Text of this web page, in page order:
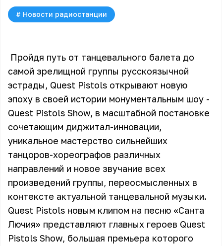
# Новости радиостанции
Пройдя путь от танцевального балета до
самой зрелищной группы русскоязычной
эстрады, Quest Pistols открывают новую
эпоху в своей истории монументальным шоу -
Quest Pistols Show, в масштабной постановке
сочетающим диджитал-инновации,
уникальное мастерство сильнейших
танцоров-хореографов различных
направлений и новое звучание всех
произведений группы, переосмысленных в
контексте актуальной танцевальной музыки.
Quest Pistols новым клипом на песню «Санта
Лючия» представляют главных героев Quest
Pistols Show, большая премьера которого